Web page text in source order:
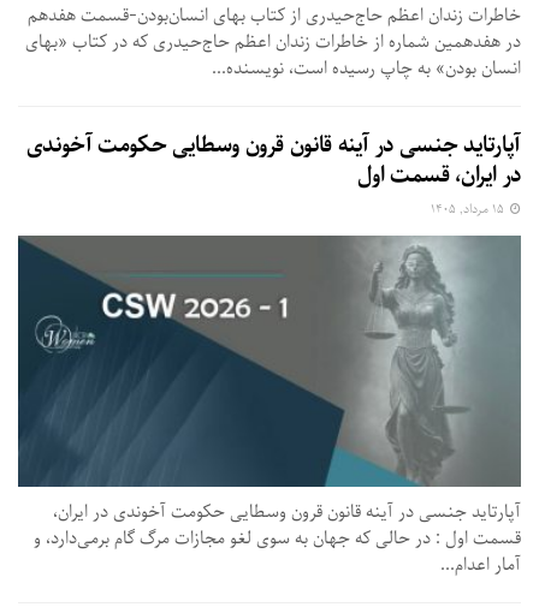
خاطرات زندان اعظم حاج‌حیدری از کتاب بهای انسان‌بودن-قسمت هفدهم
در هفدهمین شماره از خاطرات زندان اعظم حاج‌حیدری که در کتاب «بهای
انسان بودن» به چاپ رسیده است،‌ نویسنده...
آپارتاید جنسی در آینه قانون قرون وسطایی حکومت آخوندی
در ایران، قسمت اول
آپارتاید جنسی در آینه قانون قرون وسطایی حکومت آخوندی در ایران،
قسمت اول : در حالی که جهان به سوی لغو مجازات مرگ گام برمی‌دارد، و
آمار اعدام...